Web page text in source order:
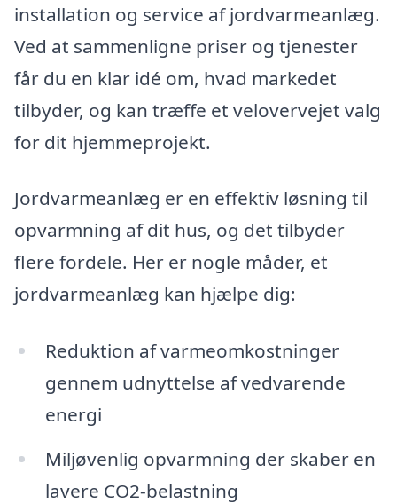
installation og service af jordvarmeanlæg.
Ved at sammenligne priser og tjenester
får du en klar idé om, hvad markedet
tilbyder, og kan træffe et velovervejet valg
for dit hjemmeprojekt.
Jordvarmeanlæg er en effektiv løsning til
opvarmning af dit hus, og det tilbyder
flere fordele. Her er nogle måder, et
jordvarmeanlæg kan hjælpe dig:
Reduktion af varmeomkostninger
gennem udnyttelse af vedvarende
energi
Miljøvenlig opvarmning der skaber en
lavere CO2-belastning